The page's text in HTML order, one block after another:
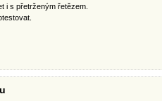
i s přetrženým řetězem.